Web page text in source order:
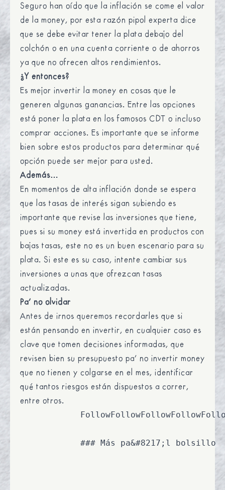
Seguro han oído que la inflación se come el valor
de la money, por esta razón pipol experta dice
que se debe evitar tener la plata debajo del
colchón o en una cuenta corriente o de ahorros
ya que no ofrecen altos rendimientos.
¿Y entonces?
Es mejor invertir la money en cosas que le
generen algunas ganancias. Entre las opciones
está poner la plata en los famosos CDT o incluso
comprar acciones. Es importante que se informe
bien sobre estos productos para determinar qué
opción puede ser mejor para usted.
Además…
En momentos de alta inflación donde se espera
que las tasas de interés sigan subiendo es
importante que revise las inversiones que tiene,
pues si su money está invertida en productos con
bajas tasas, este no es un buen escenario para su
plata. Si este es su caso, intente cambiar sus
inversiones a unas que ofrezcan tasas
actualizadas.
Pa’ no olvidar
Antes de irnos queremos recordarles que si
están pensando en invertir, en cualquier caso es
clave que tomen decisiones informadas, que
revisen bien su presupuesto pa’ no invertir money
que no tienen y colgarse en el mes, identificar
qué tantos riesgos están dispuestos a correr,
entre otros.